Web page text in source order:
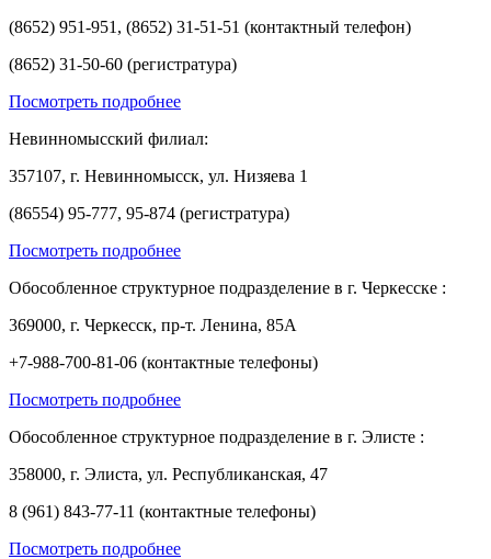
(8652) 951-951, (8652) 31-51-51 (контактный телефон)
(8652) 31-50-60 (регистратура)
Посмотреть подробнее
Невинномысский филиал:
357107, г. Невинномысск, ул. Низяева 1
(86554) 95-777, 95-874 (регистратура)
Посмотреть подробнее
Обособленное структурное подразделение в г. Черкесске :
369000, г. Черкесск, пр-т. Ленина, 85А
+7-988-700-81-06 (контактные телефоны)
Посмотреть подробнее
Обособленное структурное подразделение в г. Элисте :
358000, г. Элиста, ул. Республиканская, 47
8 (961) 843-77-11 (контактные телефоны)
Посмотреть подробнее